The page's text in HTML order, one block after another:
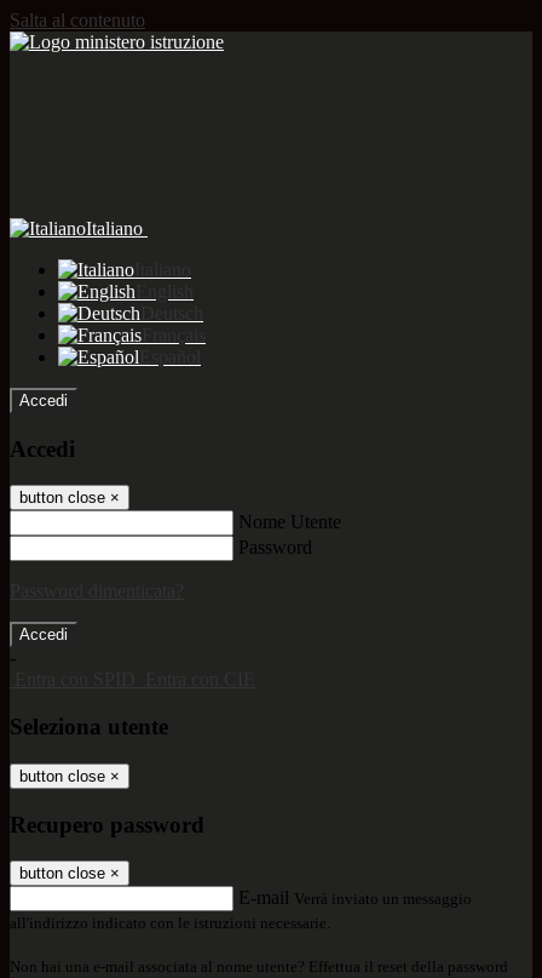
Salta al contenuto
Italiano
Accedi
Accedi
button close ×
Nome Utente
Password
-
Seleziona utente
button close ×
Recupero password
button close ×
E-mail Verrà inviato un messaggio
all'indirizzo indicato con le istruzioni necessarie.
Non hai una e-mail associata al nome utente? Effettua il reset della password